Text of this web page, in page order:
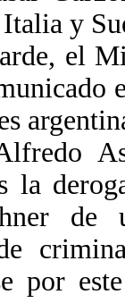
y
el
la
de
por